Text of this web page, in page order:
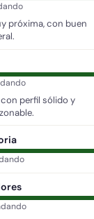
próxima, con buen
perfil sólido y